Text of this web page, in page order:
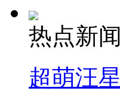
热点新闻
超萌汪